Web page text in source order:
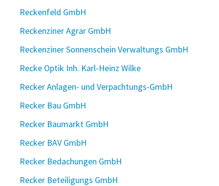
Reckenfeld GmbH
Reckenziner Agrar GmbH
Reckenziner Sonnenschein Verwaltungs GmbH
Recke Optik Inh. Karl-Heinz Wilke
Recker Anlagen- und Verpachtungs-GmbH
Recker Bau GmbH
Recker Baumarkt GmbH
Recker BAV GmbH
Recker Bedachungen GmbH
Recker Beteiligungs GmbH